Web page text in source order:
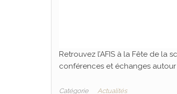
Retrouvez l’AFIS à la Fête de la
conférences et échanges
Catégorie Actualités